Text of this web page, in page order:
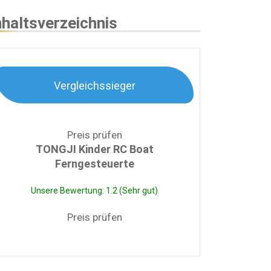
Vergleichssieger
Preis prüfen
TONGJI Kinder RC Boat
Ferngesteuerte
Unsere Bewertung: 1.2 (Sehr gut)
Preis prüfen